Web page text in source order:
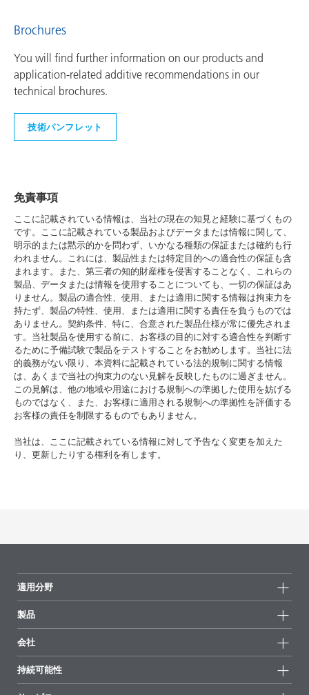
Brochures
You will find further information on our products and
application-related additive recommendations in our
technical brochures.
技術パンフレット
免責事項
ここに記載されている情報は、当社の現在の知見と経験に基づくもの
です。ここに記載されている製品およびデータまたは情報に関して、
明示的または黙示的かを問わず、いかなる種類の保証または確約も行
われません。これには、製品性または特定目的への適合性の保証も含
まれます。また、第三者の知的財産権を侵害することなく、これらの
製品、データまたは情報を使用することについても、一切の保証はあ
りません。製品の適合性、使用、または適用に関する情報は拘束力を
持たず、製品の特性、使用、または適用に関する責任を負うものでは
ありません。契約条件、特に、合意された製品仕様が常に優先されま
す。当社製品を使用する前に、お客様の目的に対する適合性を判断す
るために予備試験で製品をテストすることをお勧めします。当社に法
的義務がない限り、本資料に記載されている法的規制に関する情報
は、あくまで当社の拘束力のない見解を反映したものに過ぎません。
この見解は、他の地域や用途における規制への準拠した使用を妨げる
ものではなく、また、お客様に適用される規制への準拠性を評価する
お客様の責任を制限するものでもありません。
当社は、ここに記載されている情報に対して予告なく変更を加えた
り、更新したりする権利を有します。
適用分野
製品
全製品
ハイライト
会社
ニュース
持続可能性